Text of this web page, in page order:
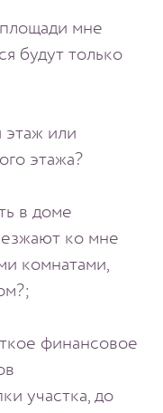
мне
будут только
или
этажа?
в доме
ко мне
комнатами,
финансовое
участка, до